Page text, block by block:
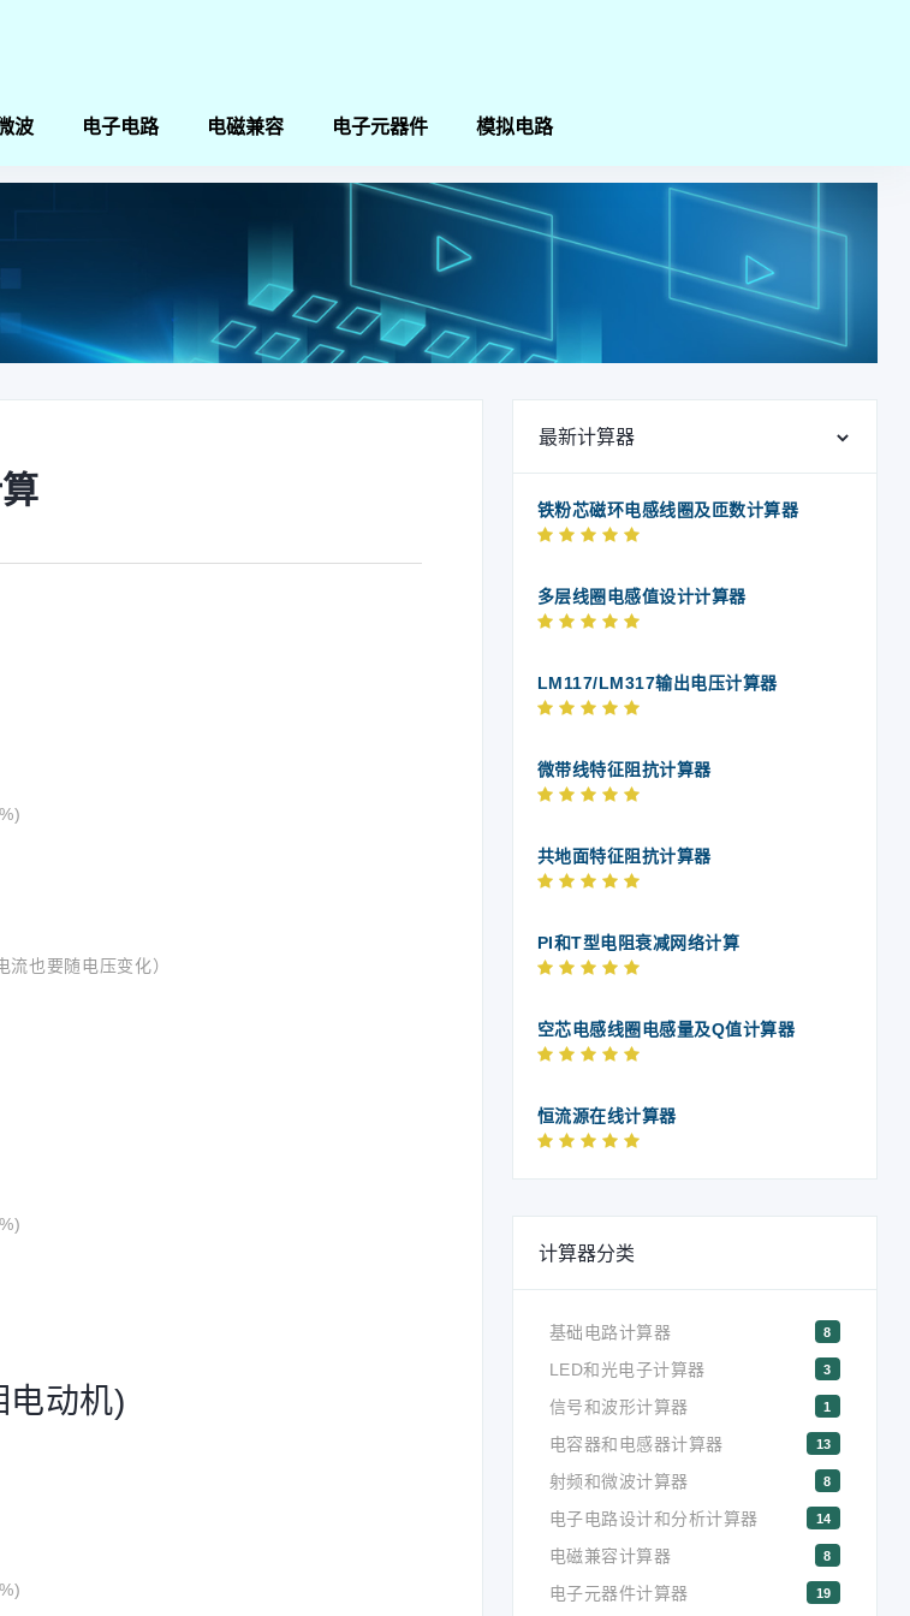
波 电子电路 电磁兼容 电子元器件 模拟电路
也要随电压变化）
电动机)
最新计算器
铁粉芯磁环电感线圈及匝数计算器
多层线圈电感值设计计算器
LM117/LM317输出电压计算器
微带线特征阻抗计算器
共地面特征阻抗计算器
PI和T型电阻衰减网络计算
空芯电感线圈电感量及Q值计算器
恒流源在线计算器
计算器分类
基础电路计算器 8
LED和光电子计算器 3
信号和波形计算器 1
电容器和电感器计算器 13
射频和微波计算器 8
电子电路设计和分析计算器 14
电磁兼容计算器 8
电子元器件计算器 19